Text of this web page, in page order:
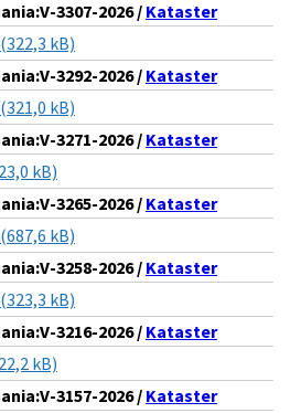
3307-2026 / Kataster
kB)
3292-2026 / Kataster
kB)
3271-2026 / Kataster
kB)
3265-2026 / Kataster
kB)
3258-2026 / Kataster
kB)
3216-2026 / Kataster
kB)
3157-2026 / Kataster